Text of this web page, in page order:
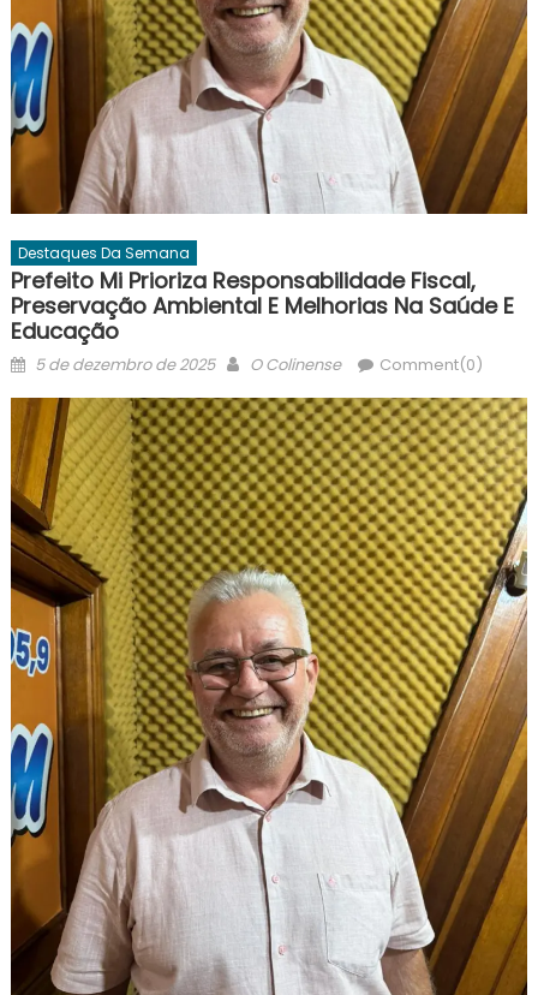
Destaques Da Semana
Prefeito Mi Prioriza Responsabilidade Fiscal,
Preservação Ambiental E Melhorias Na Saúde E
Educação
Posted
5 de dezembro de 2025 Author
O Colinense Comment(0)